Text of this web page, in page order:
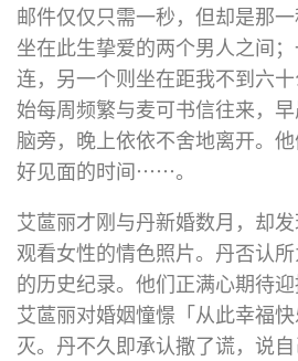
邮件仅仅只需一秒，但却是那
坐在此生挚爱的两个男人之间
连，另一个则坐在距我不到六
始每周频繁与麦可书信往来，
脑旁，晚上依依不舍地离开。
好见面的时间⋯⋯。
艾蓲丽才刚与丹新婚数月，却
观看女性的情色照片。丹否认
的历史纪录。他们正满心期待
艾蓲丽对婚姻憧憬「从此幸福
灭。丹不久即承认撒了谎，说